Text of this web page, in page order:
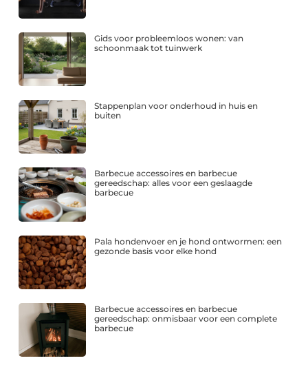
Gids voor probleemloos wonen: van
schoonmaak tot tuinwerk
Stappenplan voor onderhoud in huis en
buiten
Barbecue accessoires en barbecue
gereedschap: alles voor een geslaagde
barbecue
Pala hondenvoer en je hond ontwormen: een
gezonde basis voor elke hond
Barbecue accessoires en barbecue
gereedschap: onmisbaar voor een complete
barbecue